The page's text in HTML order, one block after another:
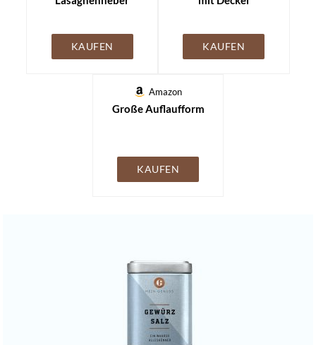
KAUFEN KAUFEN
Amazon
Große Auflaufform
KAUFEN